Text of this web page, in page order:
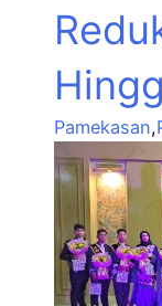
Pamekasan,